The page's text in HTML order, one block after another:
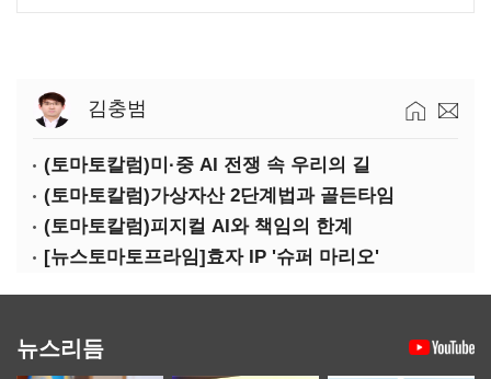
김충범
(토마토칼럼)미·중 AI 전쟁 속 우리의 길
(토마토칼럼)가상자산 2단계법과 골든타임
(토마토칼럼)피지컬 AI와 책임의 한계
[뉴스토마토프라임]효자 IP '슈퍼 마리오'
뉴스리듬